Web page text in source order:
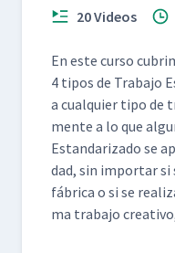
20 Videos
En este cur­so
4 tipos de Tra­ba­jo
a cualquier tipo de
mente a lo que
Estandariza­do se
dad, sin impor­tar si
fábri­ca o si se
ma tra­ba­jo